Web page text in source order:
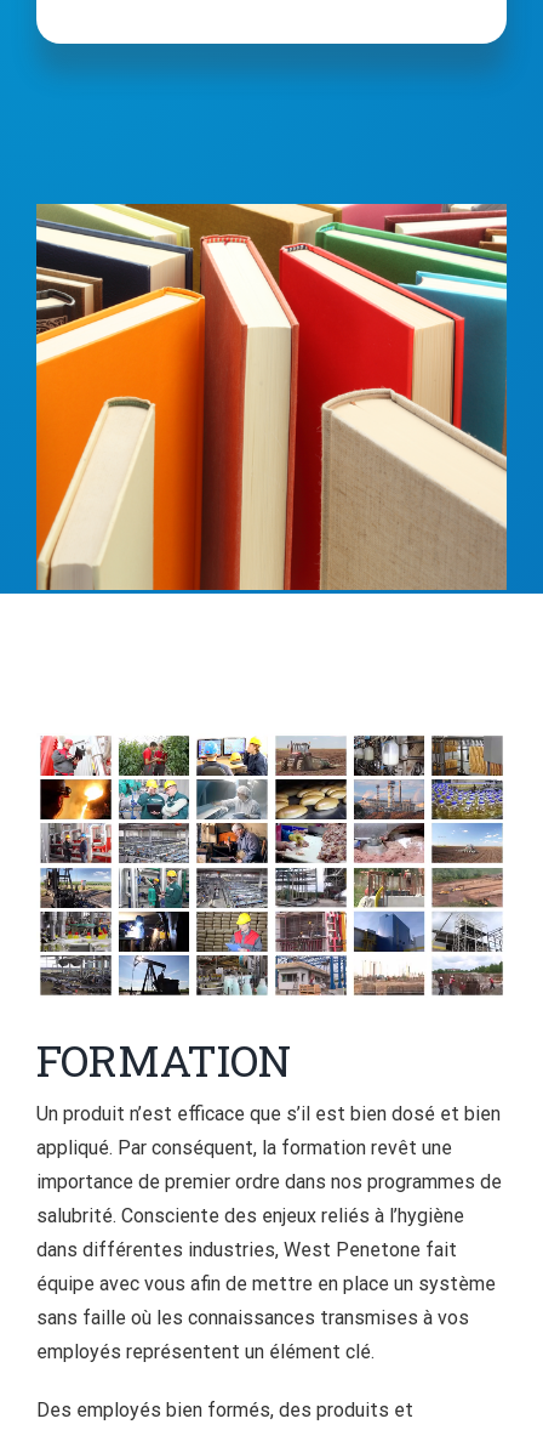
FORMATION
Un produit n’est efficace que s’il est bien dosé et bien
appliqué. Par conséquent, la formation revêt une
importance de premier ordre dans nos programmes de
salubrité. Consciente des enjeux reliés à l’hygiène
dans différentes industries, West Penetone fait
équipe avec vous afin de mettre en place un système
sans faille où les connaissances transmises à vos
employés représentent un élément clé.
Des employés bien formés, des produits et